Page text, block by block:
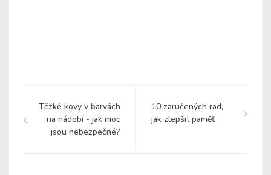
Těžké kovy v barvách
na nádobí - jak moc
jsou nebezpečné?
10 zaručených rad,
jak zlepšit paměť